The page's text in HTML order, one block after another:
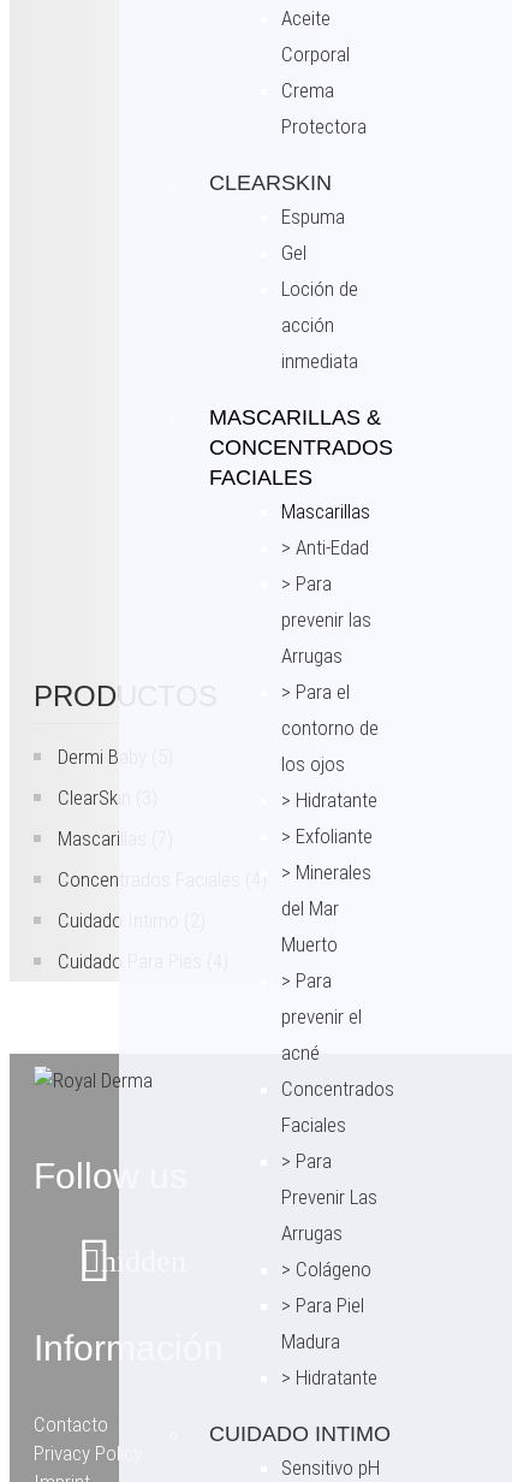
Aceite
Corporal
Crema
Protectora
CLEARSKIN
Espuma
Gel
Loción de
acción
inmediata
MASCARILLAS &
CONCENTRADOS
FACIALES
Mascarillas
> Anti-Edad
> Para
prevenir las
Arrugas
> Para el
contorno de
los ojos
> Hidratante
> Exfoliante
> Minerales
del Mar
Muerto
> Para
prevenir el
acné
Concentrados
Faciales
> Para
Prevenir Las
Arrugas
> Colágeno
> Para Piel
Madura
> Hidratante
CUIDADO INTIMO
Sensitivo pH
PRODUCTOS
Dermi Baby
ClearSkin
Mascarillas
Concentrados Faciales
(4)
Cuidado Intimo
Cuidado Para Pies
Follow us
hidden
Información
Contacto
Privacy Policy